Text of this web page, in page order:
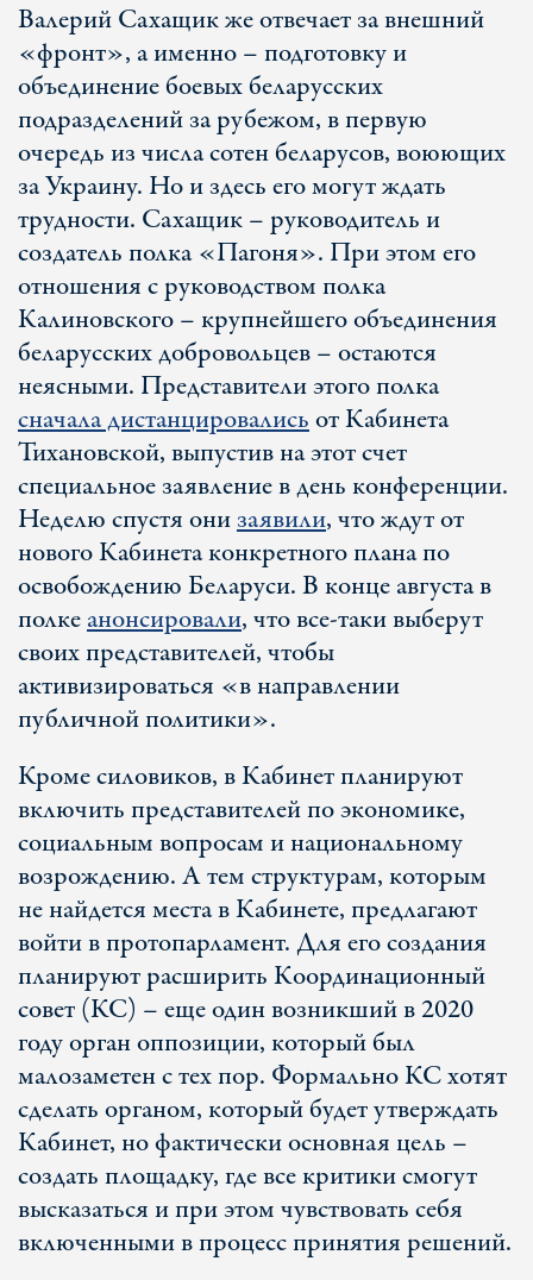
Валерий Сахащик же отвечает за внешний
«фронт», а именно – подготовку и
объединение боевых беларусских
подразделений за рубежом, в первую
очередь из числа сотен беларусов, воюющих
за Украину. Но и здесь его могут ждать
трудности. Сахащик – руководитель и
создатель полка «Пагоня». При этом его
отношения с руководством полка
Калиновского – крупнейшего объединения
беларусских добровольцев – остаются
неясными. Представители этого полка
сначала дистанцировалисьот Кабинета
Тихановской, выпустив на этот счет
специальное заявление в день конференции.
Неделю спустя онизаявили, что ждут от
нового Кабинета конкретного плана по
освобождению Беларуси. В конце августа в
полкеанонсировали, что все-таки выберут
своих представителей, чтобы
активизироваться «в направлении
публичной политики».
Кроме силовиков, в Кабинет планируют
включить представителей по экономике,
социальным вопросам и национальному
возрождению. А тем структурам, которым
не найдется места в Кабинете, предлагают
войти в протопарламент. Для его создания
планируют расширить Координационный
совет (КС) – еще один возникший в 2020
году орган оппозиции, который был
малозаметен с тех пор. Формально КС хотят
сделать органом, который будет утверждать
Кабинет, но фактически основная цель –
создать площадку, где все критики смогут
высказаться и при этом чувствовать себя
включенными в процесс принятия решений.